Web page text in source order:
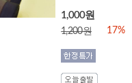
1,000원
1,200원 17%